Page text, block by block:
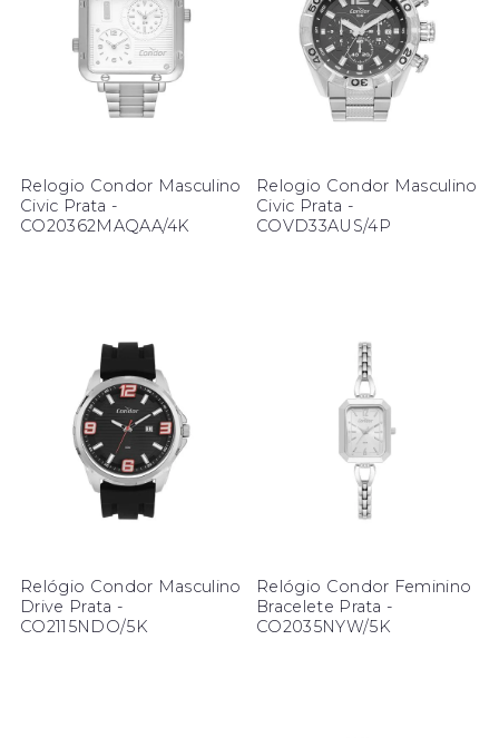
Relogio Condor Masculino
Civic Prata -
CO20362MAQAA/4K
Relogio Condor Masculino
Civic Prata -
COVD33AUS/4P
Relógio Condor Masculino
Drive Prata -
CO2115NDO/5K
Relógio Condor Feminino
Bracelete Prata -
CO2035NYW/5K